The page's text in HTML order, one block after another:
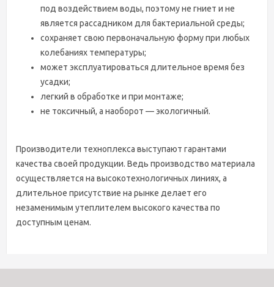
под воздействием воды, поэтому не гниет и не
является рассадником для бактериальной среды;
сохраняет свою первоначальную форму при любых
колебаниях температуры;
может эксплуатироваться длительное время без
усадки;
легкий в обработке и при монтаже;
не токсичный, а наоборот — экологичный.
Производители техноплекса выступают гарантами
качества своей продукции. Ведь производство материала
осуществляется на высокотехнологичных линиях, а
длительное присутствие на рынке делает его
незаменимым утеплителем высокого качества по
доступным ценам.